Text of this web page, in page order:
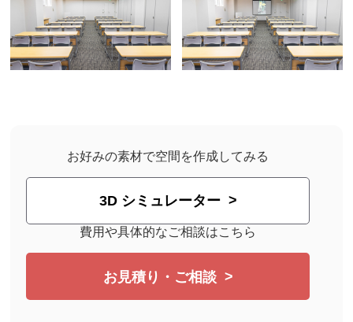
お好みの素材で空間を作成してみる
3D シミュレーター
費用や具体的なご相談はこちら
お見積り・ご相談